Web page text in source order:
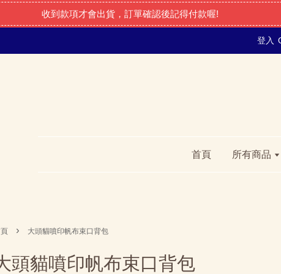
收到款項才會出貨，訂單確認後記得付款喔!
登入
首頁 所有商品
› 大頭貓噴印帆布束口背包
頭貓噴印帆布束口背包